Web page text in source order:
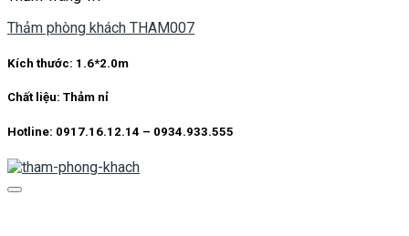
Thảm phòng khách THAM007
Kích thước: 1.6*2.0m
Chất liệu: Thảm nỉ
Hotline: 0917.16.12.14 – 0934.933.555